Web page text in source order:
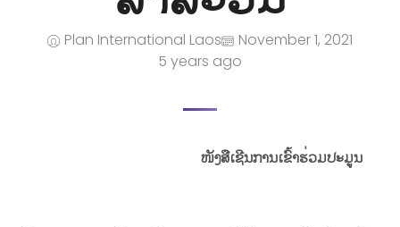
Plan International Laos
November 1, 2021
5 years ago
ໜັງສືເຊີນການເຂົ້າຮ່ວມປະມູນ